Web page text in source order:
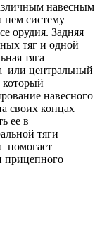
навесным
нем систему
орудия. Задняя
тяг и одной
тяга
или центральный
который
навесного
своих концах
ее в
тяги
помогает
прицепного